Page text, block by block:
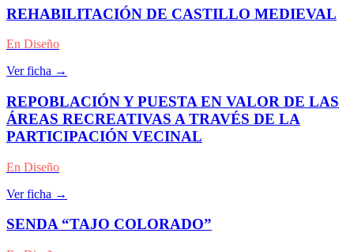
REHABILITACIÓN DE CASTILLO MEDIEVAL
En Diseño
Ver ficha →
REPOBLACIÓN Y PUESTA EN VALOR DE LAS
ÁREAS RECREATIVAS A TRAVÉS DE LA
PARTICIPACIÓN VECINAL
En Diseño
Ver ficha →
SENDA “TAJO COLORADO”